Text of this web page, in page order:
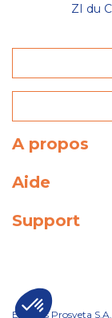
ZI du
A propos
Aide
Support
Éditions Prosveta